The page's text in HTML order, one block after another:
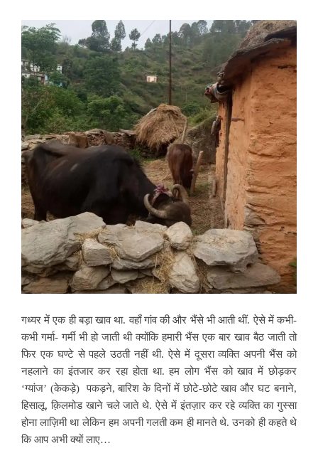
गध्यर में एक ही बड़ा खाव था. वहाँ गांव की और भैंसे भी आती थीं. ऐसे में कभी-
कभी गर्मा- गर्मी भी हो जाती थी क्योंकि हमारी भैंस एक बार खाव बैठ जाती तो
फिर एक घण्टे से पहले उठती नहीं थी. ऐसे में दूसरा व्यक्ति अपनी भैंस को
नहलाने का इंतजार कर रहा होता था. हम लोग भैंस को खाव में छोड़कर
‘ग्यांज’ (केकड़े) पकड़ने, बारिश के दिनों में छोटे-छोटे खाव और घट बनाने,
हिसालू, क़िलमोड खाने चले जाते थे. ऐसे में इंतज़ार कर रहे व्यक्ति का गुस्सा
होना लाज़िमी था लेकिन हम अपनी गलती कम ही मानते थे. उनको ही कहते थे
कि आप अभी क्यों लाए…